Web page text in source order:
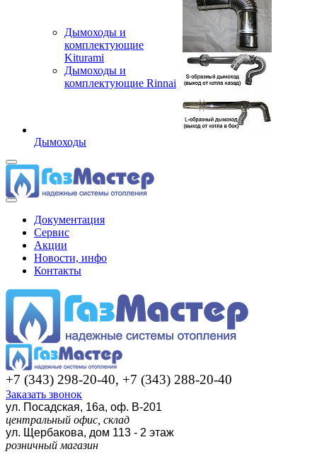
Дымоходы и
комплектующие
Kiturami
Дымоходы и
комплектующие Rinnai
Дымоходы
Документация
Сервис
Акции
Новости, инфо
Контакты
+7 (343) 298-20-40, +7 (343) 288-20-40
Заказать звонок
ул. Посадская, 16а, оф. В-201
центральный офис, склад
ул. Щербакова, дом 113 - 2 этаж
розничный магазин